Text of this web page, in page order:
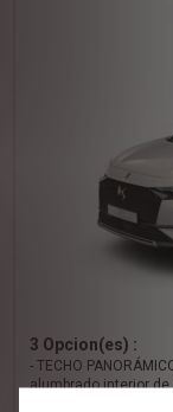
3 Opcion(es) :
- TECHO
alumbrado interior de